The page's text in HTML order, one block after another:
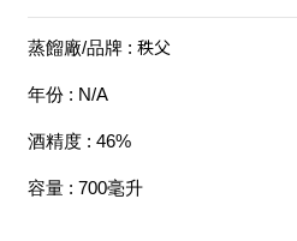
蒸餾廠/品牌 : 秩父
年份 : N/A
酒精度 : 46%
容量 : 700毫升